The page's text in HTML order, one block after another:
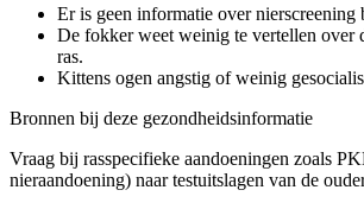
Er is geen informatie over nierscreening
De fokker weet weinig te vertellen over
ras.
Kittens ogen angstig of weinig
Bronnen bij deze gezondheidsinformatie
Vraag bij rasspecifieke aandoeningen zoals
nieraandoening) naar testuitslagen van de